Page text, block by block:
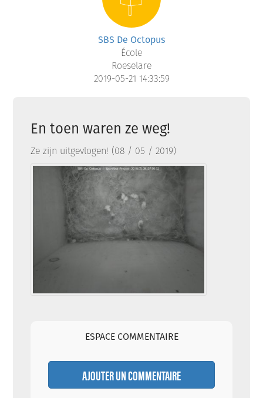
SBS De Octopus
École
Roeselare
2019-05-21 14:33:59
En toen waren ze weg!
Ze zijn uitgevlogen! (08 / 05 / 2019)
ESPACE COMMENTAIRE
AJOUTER UN COMMENTAIRE